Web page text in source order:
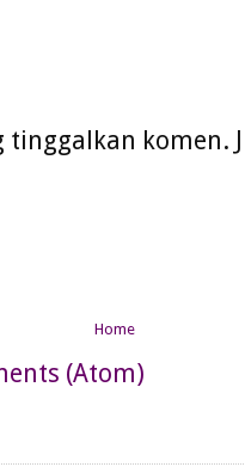
komen.
Home
(Atom)